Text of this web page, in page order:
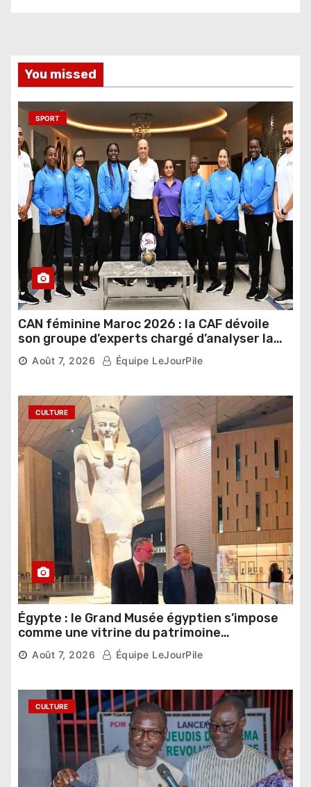
You missed
SPORT
CAN féminine Maroc 2026 : la CAF dévoile
son groupe d’experts chargé d’analyser la
compétition
Août 7, 2026 Équipe LeJourPile
CULTURE
Égypte : le Grand Musée égyptien s’impose
comme une vitrine du patrimoine
pharaonique auprès des dirigeants
étrangers
Août 7, 2026 Équipe LeJourPile
CULTURE